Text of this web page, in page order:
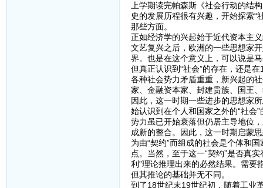
上学期读完帕森斯《社会行动的结
史的发展历程很有兴趣，开始探索“
那些方面。
正如经济学的兴起始于近代资本主
文艺复兴之后，欧洲的一些思想家
界。也是在这个意义上，可以说是
但真正认识到“社会”的存在，还是
各种社会势力矛盾重重，新兴起的
家、金融资本家、封建贵族、国王
因此，这一时期一些进步的思想家
始认识到在个人和国家之外的“社会
势力虽已开始衰落但仍居主导地位
成新的整合。因此，这一时期启蒙
为由“契约”而组成的社会是个体和
点。当然，至于这一“契约”是否真
利”理论推理出来的必然结果。需要
但其推论的基础并无不同。
到了18世纪末19世纪初，随着工业